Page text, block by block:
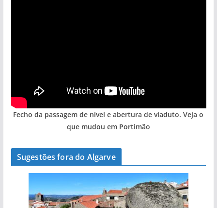
Fecho da passagem de nível e abertura de viaduto. Veja o
que mudou em Portimão
Sugestões fora do Algarve